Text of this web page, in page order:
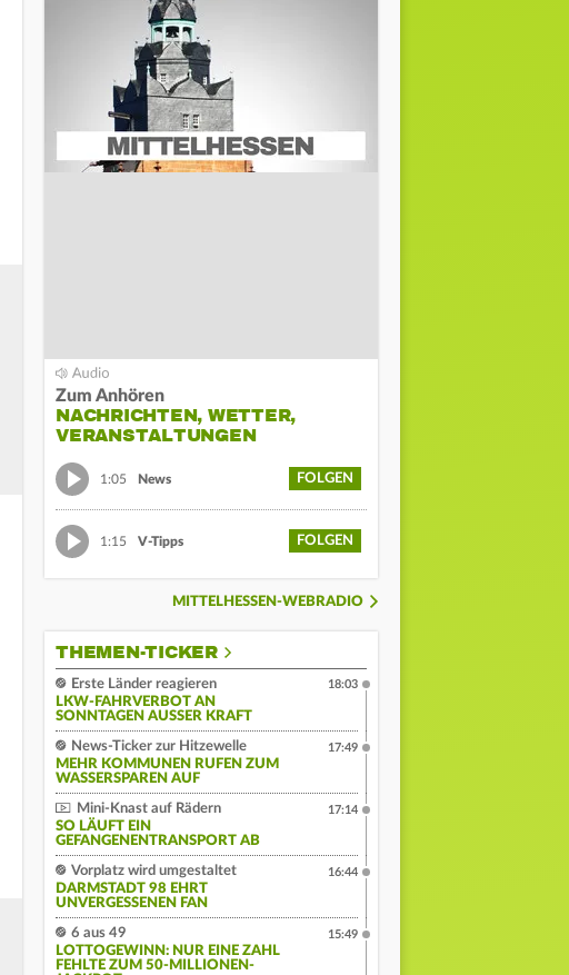
Zum Anhören
NACHRICHTEN, WETTER,
VERANSTALTUNGEN
1:05 News FOLGEN
1:15 V-Tipps FOLGEN
MITTELHESSEN-WEBRADIO
THEMEN-TICKER
Erste Länder reagieren
LKW-FAHRVERBOT AN
SONNTAGEN AUSSER KRAFT
18:03
News-Ticker zur Hitzewelle
MEHR KOMMUNEN RUFEN ZUM
WASSERSPAREN AUF
17:49
Mini-Knast auf Rädern
SO LÄUFT EIN
GEFANGENENTRANSPORT AB
17:14
Vorplatz wird umgestaltet
DARMSTADT 98 EHRT
UNVERGESSENEN FAN
16:44
6 aus 49
LOTTOGEWINN: NUR EINE ZAHL
FEHLTE ZUM 50-MILLIONEN-
15:49